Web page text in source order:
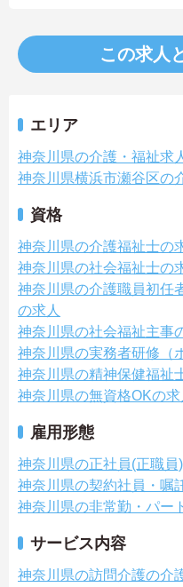
この求人
エリア
神奈川県の介護・福祉求
神奈川県横浜市瀬谷区の
資格
神奈川県の介護福祉士の
神奈川県の社会福祉士の
神奈川県の介護職員初任
の求人
神奈川県の社会福祉主事
神奈川県の実務者研修（
神奈川県の精神保健福祉
神奈川県の無資格OKの求
雇用形態
神奈川県の正社員(正職員
神奈川県の契約社員・嘱
神奈川県の非常勤・パー
サービス内容
神奈川県の訪問介護の介